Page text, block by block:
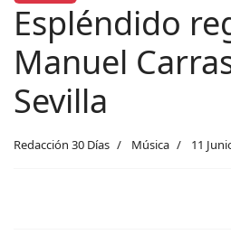
Espléndido
Manuel
Sevilla
Redacción 30 Días Música 11